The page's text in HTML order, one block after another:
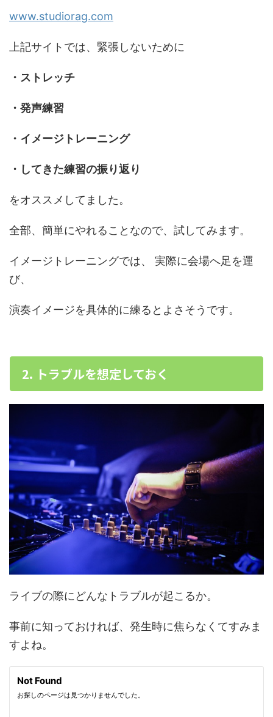
www.studiorag.com
上記サイトでは、緊張しないために
・ストレッチ
・発声練習
・イメージトレーニング
・してきた練習の振り返り
をオススメしてました。
全部、簡単にやれることなので、試してみます。
イメージトレーニングでは、 実際に会場へ足を運
び、
演奏イメージを具体的に練るとよさそうです。
2. トラブルを想定しておく
ライブの際にどんなトラブルが起こるか。
事前に知っておければ、発生時に焦らなくてすみま
すよね。